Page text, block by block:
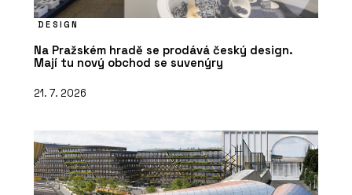
DESIGN
Na Pražském hradě se prodává český design.
Mají tu nový obchod se suvenýry
21. 7. 2026